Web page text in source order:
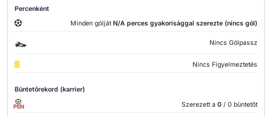
Percenként
Minden gólját N/A perces gyakorisággal szerezte (nincs gól)
Nincs Gólpassz
Nincs Figyelmeztetés
Büntetőrekord (karrier)
PEN Szerezett a 0 / 0 büntetőt